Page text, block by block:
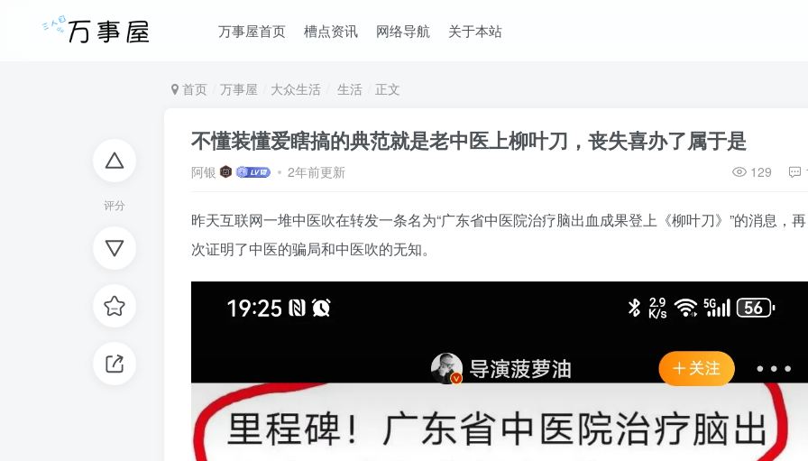
万事屋首页 槽点资讯 网络导航 关于本站
评分
首页 万事屋 大众生活 生活 正文
不懂装懂爱瞎搞的典范就是老中医上柳叶刀，丧失喜办了属于是
阿银 2年前更新 129
昨天互联网一堆中医吹在转发一条名为“广东省中医院治疗脑出血成果登上《柳叶刀》”的消息，再
次证明了中医的骗局和中医吹的无知。